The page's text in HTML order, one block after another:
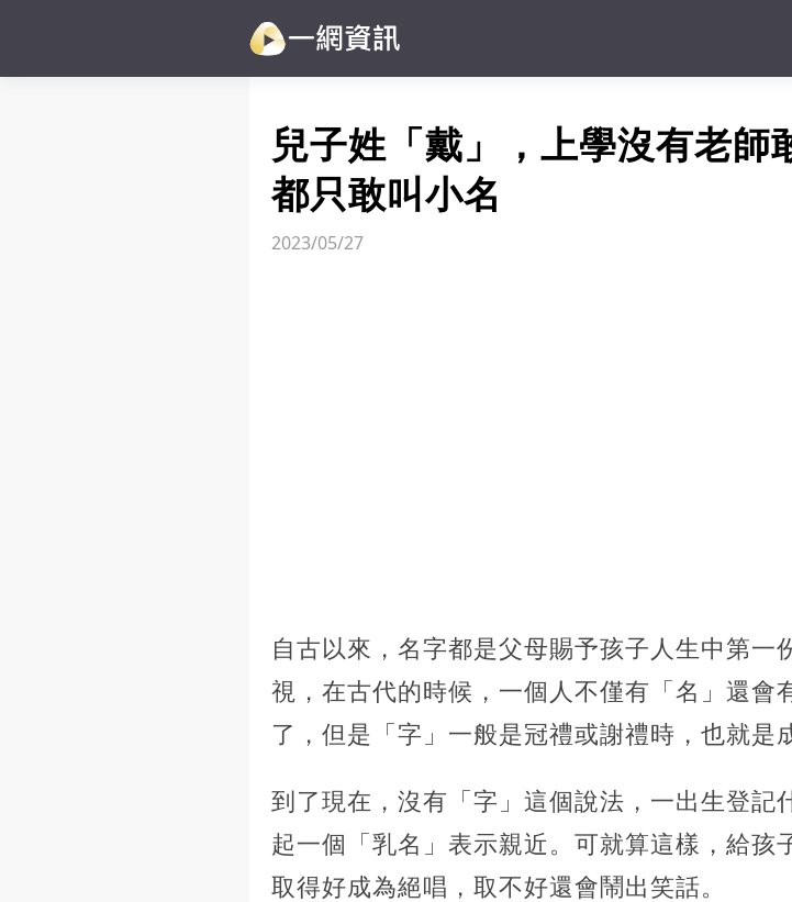
兒子姓「戴」，上學沒有老師
都只敢叫小名
2023/05/27
自古以來，名字都是父母賜予孩子人生中第一
視，在古代的時候，一個人不僅有「名」還會
了，但是「字」一般是冠禮或謝禮時，也就是
到了現在，沒有「字」這個說法，一出生登記
起一個「乳名」表示親近。可就算這樣，給孩
取得好成為絕唱，取不好還會鬧出笑話。